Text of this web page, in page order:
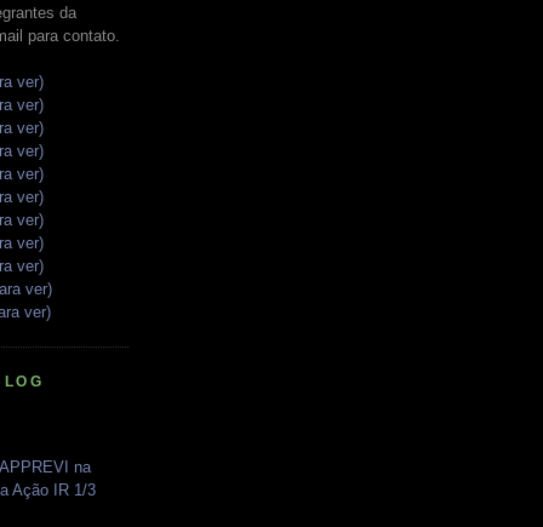
da
para contato.
ver)
ver)
ver)
ver)
ver)
ver)
ver)
ver)
ver)
ver)
ver)
na
Ação IR 1/3